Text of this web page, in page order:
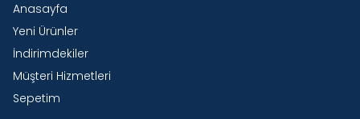
Anasayfa
Yeni Ürünler
İndirimdekiler
Müşteri Hizmetleri
Sepetim